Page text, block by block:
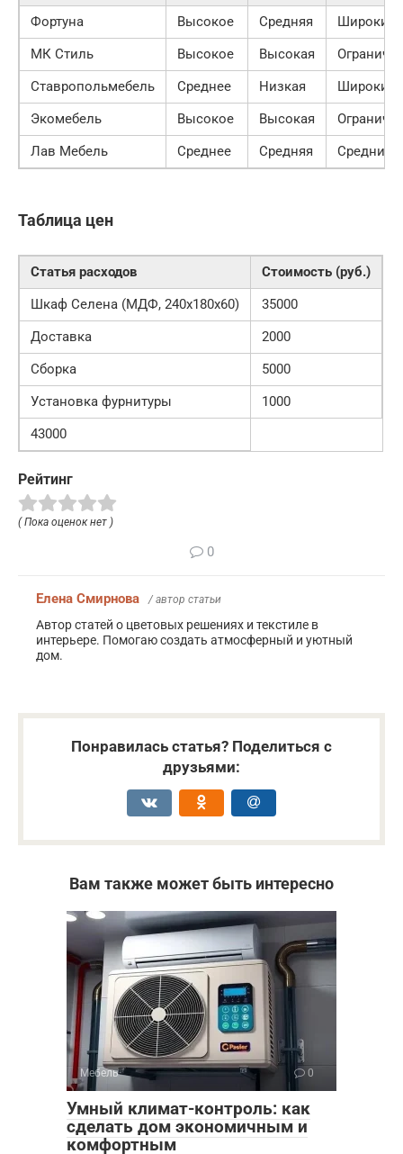
Фортуна Высокое Средняя
Широкий
МК Стиль
Высокое Высокая
Ставропольмебель
Среднее Низкая
Широкий
Экомебель
Высокое Высокая
Лав Мебель
Среднее Средняя Средний
Таблица цен
Статья расходов
Стоимость (руб.)
Шкаф Селена (МДФ, 240x180x60)
35000
Доставка
2000
Сборка
5000
Установка фурнитуры
1000
43000
Рейтинг
( Пока оценок нет )
0
Елена Смирнова / автор статьи
Автор статей о цветовых решениях и текстиле в
интерьере. Помогаю создать атмосферный и уютный
дом.
Понравилась статья? Поделиться с
друзьями:
Вам также может быть интересно
Мебель 0
Умный климат-контроль: как
сделать дом экономичным и
комфортным